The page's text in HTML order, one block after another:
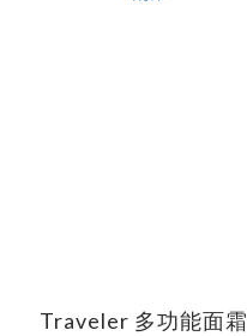
Traveler 多功能面霜